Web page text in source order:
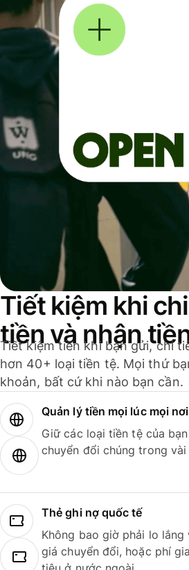
Tiết kiệm khi
tiền và nhận
Tiết kiệm tiền khi bạn gửi, chi
hơn 40+ loại tiền tệ. Mọi thứ
khoản, bất cứ khi nào bạn cần.
Quản lý tiền mọi lúc mọi
Giữ các loại tiền tệ của
chuyển đổi chúng trong vài
Thẻ ghi nợ quốc tế
Không bao giờ phải lo
giá chuyển đổi, hoặc phí